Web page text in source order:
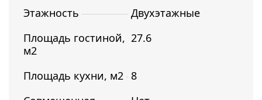
Этажность
Двухэтажные
Площадь гостиной,
м2
27.6
Площадь кухни, м2 8